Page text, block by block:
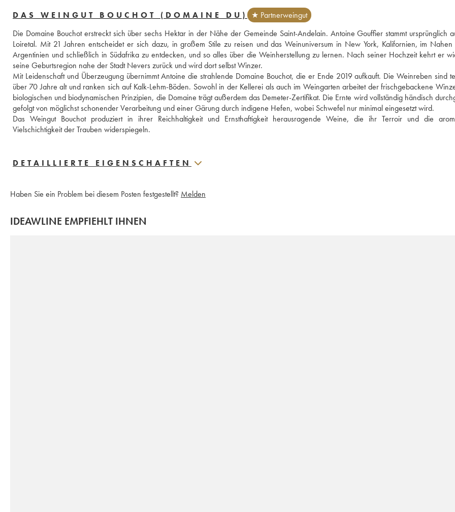
DAS WEINGUT BOUCHOT (DOMAINE DU)
★ Partnerweingut
Die Domaine Bouchot erstreckt sich über sechs Hektar in der Nähe der Gemeinde Saint-Andelain. Antoine Gouffier stammt ursprünglich
Loiretal. Mit 21 Jahren entscheidet er sich dazu, in großem Stile zu reisen und das Weinuniversum in New York, Kalifornien, im Nahen
Argentinien und schließlich in Südafrika zu entdecken, und so alles über die Weinherstellung zu lernen. Nach seiner Hochzeit kehrt er
seine Geburtsregion nahe der Stadt Nevers zurück und wird dort selbst Winzer.
Mit Leidenschaft und Überzeugung übernimmt Antoine die strahlende Domaine Bouchot, die er Ende 2019 aufkauft. Die Weinreben sind
über 70 Jahre alt und ranken sich auf Kalk-Lehm-Böden. Sowohl in der Kellerei als auch im Weingarten arbeitet der frischgebackene
biologischen und biodynamischen Prinzipien, die Domaine trägt außerdem das Demeter-Zertifikat. Die Ernte wird vollständig händisch
gefolgt von möglichst schonender Verarbeitung und einer Gärung durch indigene Hefen, wobei Schwefel nur minimal eingesetzt wird.
Das Weingut Bouchot produziert in ihrer Reichhaltigkeit und Ernsthaftigkeit herausragende Weine, die ihr Terroir und die
Vielschichtigkeit der Trauben widerspiegeln.
DETAILLIERTE EIGENSCHAFTEN
Haben Sie ein Problem bei diesem Posten festgestellt? Melden
IDEAWLINE EMPFIEHLT IHNEN